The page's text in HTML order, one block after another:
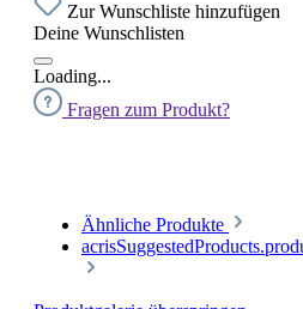
Zur Wunschliste hinzufügen
Deine Wunschlisten
Loading...
Fragen zum Produkt?
Ähnliche Produkte